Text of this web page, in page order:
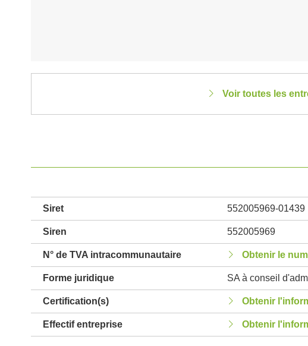
Voir toutes les
Siret 552005969-01439
Siren 552005969
N° de TVA intracommunautaire Obtenir le
Forme juridique SA à conseil
Certification(s) Obtenir
Effectif entreprise Obtenir